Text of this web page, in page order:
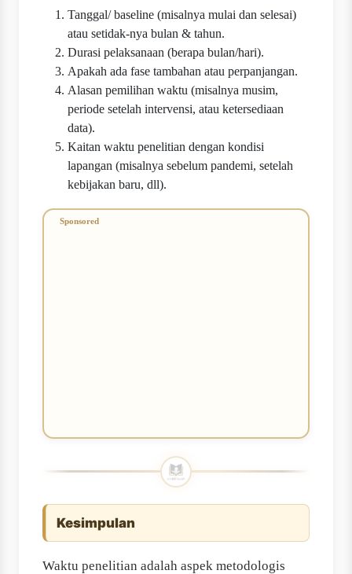
Tanggal/ baseline (misalnya mulai dan selesai)
atau setidak-nya bulan & tahun.
Durasi pelaksanaan (berapa bulan/hari).
Apakah ada fase tambahan atau perpanjangan.
Alasan pemilihan waktu (misalnya musim,
periode setelah intervensi, atau ketersediaan
data).
Kaitan waktu penelitian dengan kondisi
lapangan (misalnya sebelum pandemi, setelah
kebijakan baru, dll).
Kesimpulan
Waktu penelitian adalah aspek metodologis